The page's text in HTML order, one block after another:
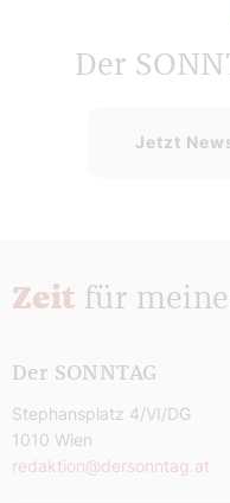
Der
Jetzt
Zeit für
Der SONNTAG
Stephansplatz 4/VI/DG
1010 Wien
redaktion@dersonntag.at